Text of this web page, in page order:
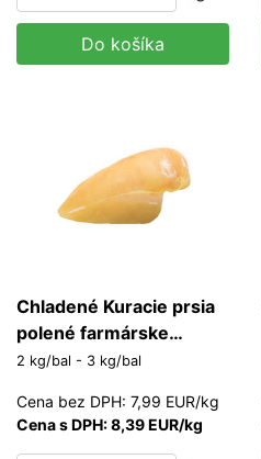
Do košíka
Chladené Kuracie prsia
polené farmárske
(kukuričné) Bátgrill
2 kg/bal - 3 kg/bal
Cena bez DPH: 7,99 EUR/kg
Cena s DPH: 8,39 EUR/kg